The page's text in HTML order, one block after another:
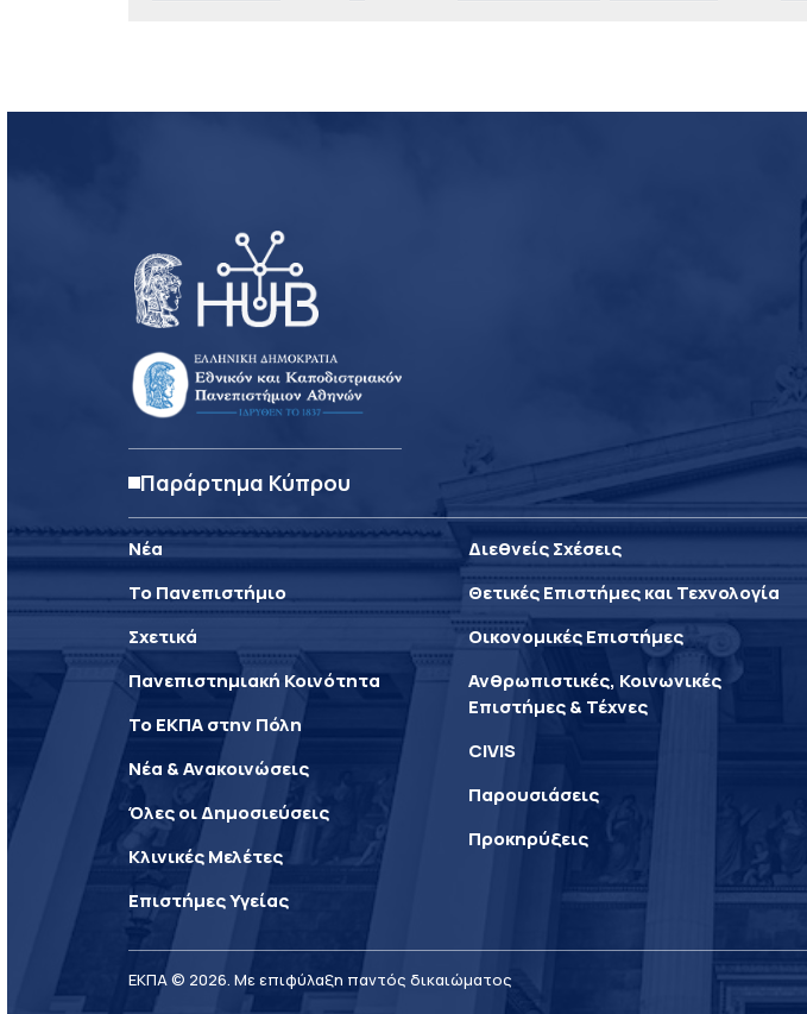
Παράρτημα Κύπρου
Νέα
Το Πανεπιστήμιο
Σχετικά
Πανεπιστημιακή Κοινότητα
Το ΕΚΠΑ στην Πόλη
Νέα & Ανακοινώσεις
Όλες οι Δημοσιεύσεις
Κλινικές Μελέτες
Επιστήμες Υγείας
Διεθνείς Σχέσεις
Θετικές Επιστήμες και Τεχνολογία
Οικονομικές Επιστήμες
Ανθρωπιστικές, Κοινωνικές
Επιστήμες & Τέχνες
CIVIS
Παρουσιάσεις
Προκηρύξεις
ΕΚΠΑ © 2026. Με επιφύλαξη παντός δικαιώματος